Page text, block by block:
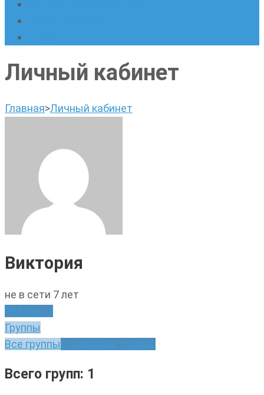
Личный кабинет
Главная>Личный кабинет
Виктория
не в сети 7 лет
Рейтинг 7
Группы
Все группыСозданные группы
Всего групп: 1